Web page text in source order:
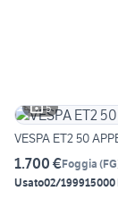
5
VESPA ET2 50
1.700 €Foggia (FG
Usato02/199915000